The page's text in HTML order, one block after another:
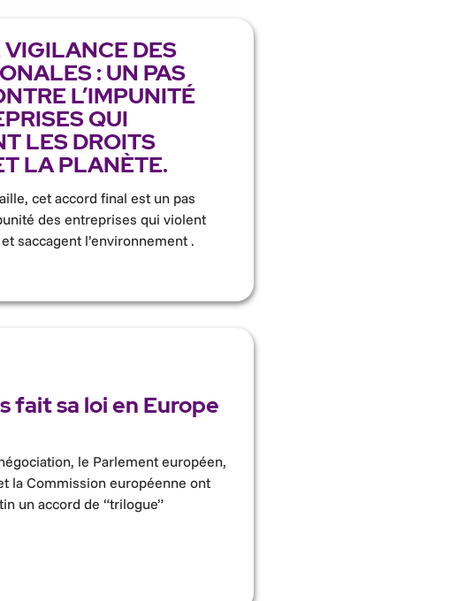
VIGILANCE DES
: UN PAS
L’IMPUNITÉ
QUI
LES DROITS
LA PLANÈTE.
cet accord final est un pas
des entreprises qui violent
saccagent l’environnement .
fait sa loi en Europe
le Parlement européen,
la Commission européenne ont
un accord de “trilogue”